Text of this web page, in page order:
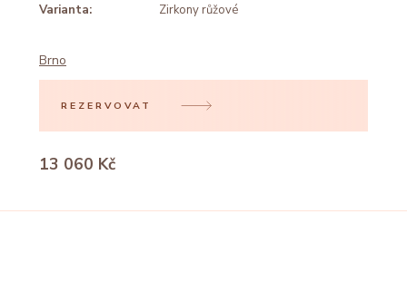
Varianta: Zirkony růžové
Brno
REZERVOVAT
13 060 Kč